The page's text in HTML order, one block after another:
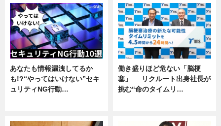
あなたも情報漏洩してるか
も!?“やってはいけない”セキ
ュリティNG行動…
働き盛りほど危ない「脳梗
塞」──リクルート出身社長が
挑む“命のタイムリ…